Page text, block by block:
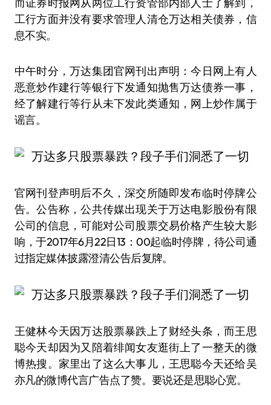
工行方面并没有要求管理人清仓万达相关债券，信
息不实。
中午时分，万达集团官网刊出声明：今日网上有人
恶意炒作建行等银行下发通知抛售万达债券一事，
经了解建行等行从未下发此类通知，网上炒作属于
谣言。
官网刊登声明后不久，深交所随即发布临时停牌公
告。公告称，公共传媒出现关于万达电影股份有限
公司的信息，可能对公司股票交易价格产生较大影
响，于2017年6月22日13：00起临时停牌，待公司通
过指定媒体披露澄清公告后复牌。
王健林今天因万达股票暴跌上了财经头条，而王思
聪今天却因为又陪着绯闻女友逛街上了一整天的微
博热搜。家里出了这么大事儿，王思聪今天还给吴
亦凡的微博代言广告点了赞。要说还是思聪心宽。